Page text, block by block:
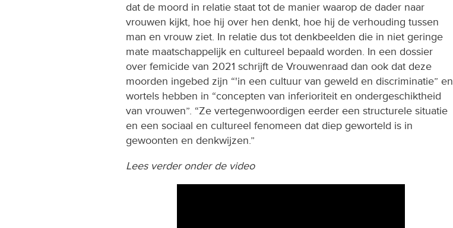
dat de moord in relatie staat tot de manier waarop de dader naar
vrouwen kijkt, hoe hij over hen denkt, hoe hij de verhouding tussen
man en vrouw ziet. In relatie dus tot denkbeelden die in niet geringe
mate maatschappelijk en cultureel bepaald worden. In een dossier
over femicide van 2021 schrijft de Vrouwenraad dan ook dat deze
moorden ingebed zijn “'in een cultuur van geweld en discriminatie” en
wortels hebben in “concepten van inferioriteit en ondergeschiktheid
van vrouwen”. “Ze vertegenwoordigen eerder een structurele situatie
en een sociaal en cultureel fenomeen dat diep geworteld is in
gewoonten en denkwijzen.”
Lees verder onder de video